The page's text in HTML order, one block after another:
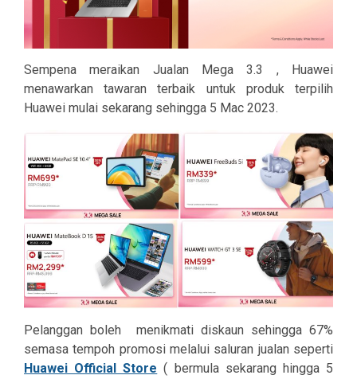
Sempena meraikan Jualan Mega 3.3 , Huawei
menawarkan tawaran terbaik untuk produk terpilih
Huawei mulai sekarang sehingga 5 Mac 2023.
Pelanggan boleh menikmati diskaun sehingga 67%
semasa tempoh promosi melalui saluran jualan seperti
Huawei Official Store ​ ( bermula sekarang hingga 5